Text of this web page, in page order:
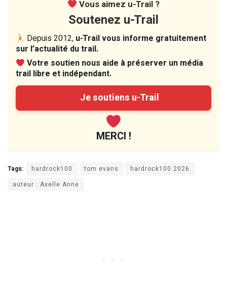
Vous aimez u-Trail ?
Soutenez u-Trail
Depuis 2012, u-Trail vous informe gratuitement
sur l’actualité du trail.
Votre soutien nous aide à préserver un média
trail libre et indépendant.
Je soutiens u-Trail
MERCI !
Tags: hardrock100 tom evans
hardrock100 2026
auteur : Axelle Anne